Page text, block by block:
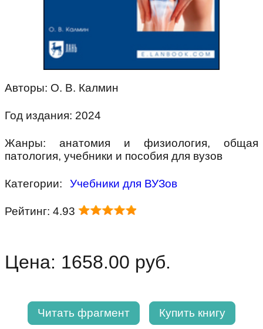
Авторы: О. В. Калмин
Год издания: 2024
Жанры: анатомия и физиология, общая
патология, учебники и пособия для вузов
Категории: Учебники для ВУЗов
Рейтинг: 4.93
Цена: 1658.00 руб.
Читать фрагмент Купить книгу